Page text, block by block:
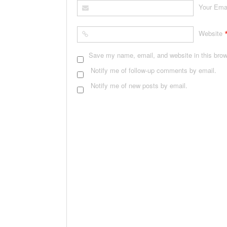
Your
Website
Save my name, email, and website in this
Notify me of follow-up comments by email.
Notify me of new posts by email.